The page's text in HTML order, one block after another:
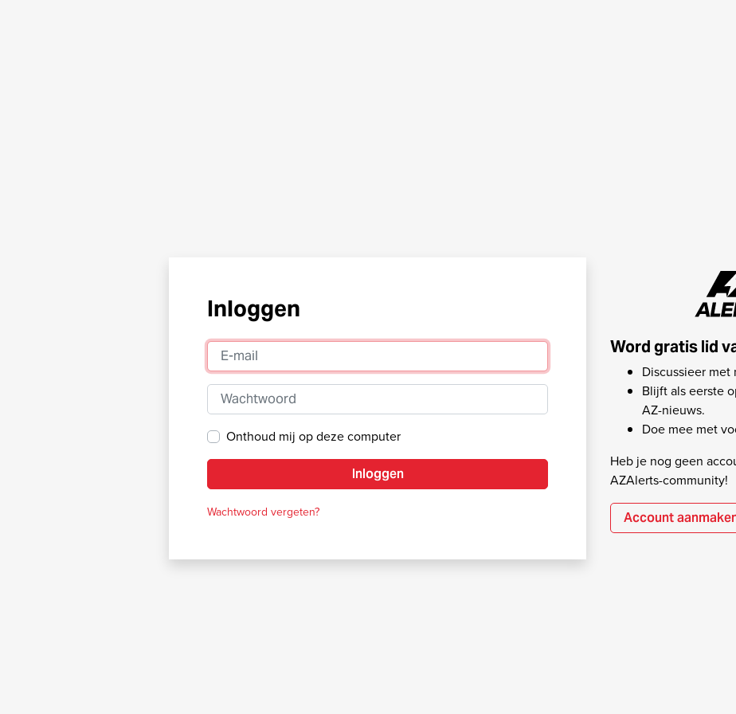
Inloggen
E-mail
Wachtwoord
Onthoud mij op deze computer
Inloggen
Wachtwoord vergeten?
Word gratis lid
Discussieer met
Blijft als eerste
AZ-nieuws.
Doe mee met
Heb je nog geen
AZAlerts-community!
Account